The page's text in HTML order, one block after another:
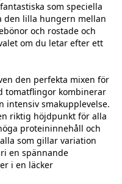
som speciella
den lilla hungern mellan
och rostade och
om du letar efter ett
den perfekta mixen för
tomatflingor kombinerar
intensiv smakupplevelse.
riktig höjdpunkt för alla
proteininnehåll och
som gillar variation
en spännande
i en läcker